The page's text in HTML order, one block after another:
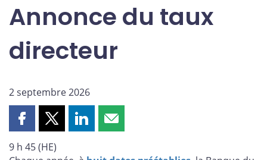
Annonce du taux
directeur
2 septembre 2026
Partager
page
Partager
page
PartagerPartager
9 h 45 (HE)